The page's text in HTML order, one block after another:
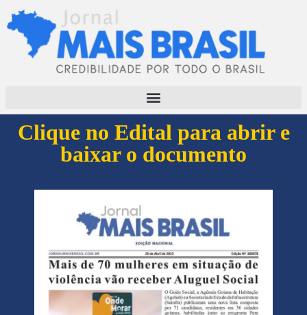
Clique no Edital para abrir e
baixar o documento